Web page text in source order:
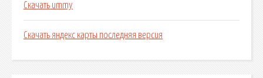
Скачать ummy
Скачать яндекс карты последняя версия